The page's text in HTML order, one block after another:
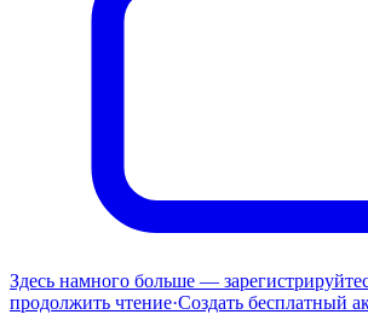
Здесь намного больше —
продолжить чтение·Создать бесплатный